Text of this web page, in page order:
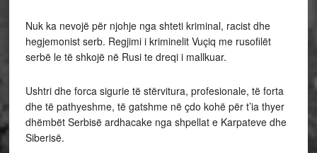
Nuk ka nevojë për njohje nga shteti kriminal, racist dhe
hegjemonist serb. Regjimi i kriminelit Vuçiq me rusofilët
serbë le të shkojë në Rusi te dreqi i mallkuar.
Ushtri dhe forca sigurie të stërvitura, profesionale, të forta
dhe të pathyeshme, të gatshme në çdo kohë për t’ia thyer
dhëmbët Serbisë ardhacake nga shpellat e Karpateve dhe
Siberisë.